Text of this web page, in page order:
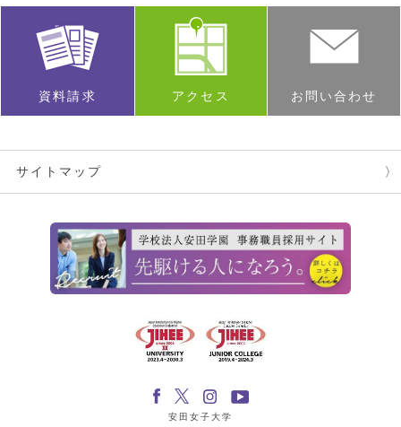
資料請求 アクセス お問い合わせ
サイトマップ
安田女子大学